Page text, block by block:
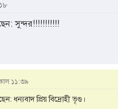
সুন্দর!!!!!!!!!!!
১১:৩৯
ধন্যবাদ প্রিয় বিদ্রোহী ভৃগু।